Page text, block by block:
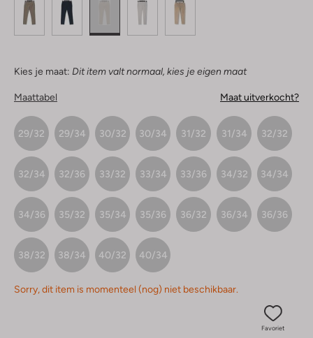
Kies je maat: Dit item valt normaal, kies je eigen maat
Maattabel Maat uitverkocht?
29/32 29/34 30/32 30/34 31/32 31/34 32/32
32/34 32/36 33/32 33/34 33/36 34/32 34/34
34/36 35/32 35/34 35/36 36/32 36/34 36/36
38/32 38/34 40/32 40/34
Sorry, dit item is momenteel (nog) niet beschikbaar.
Favoriet